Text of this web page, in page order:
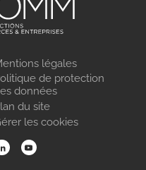
légales
de protection
données
du site
les cookies